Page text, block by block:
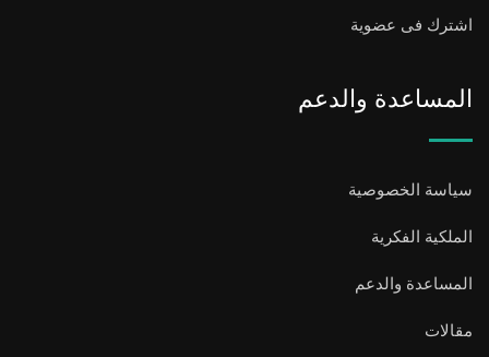
اشترك فى عضوية
المساعدة والدعم
سياسة الخصوصية
الملكية الفكرية
المساعدة والدعم
مقالات